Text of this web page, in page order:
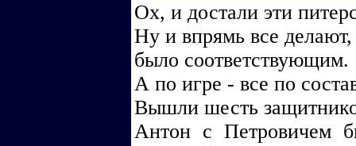
Ох, и достали эти
Ну и впрямь все
было соответствующим.
А по игре - все по
Вышли шесть
Антон с Петровичем